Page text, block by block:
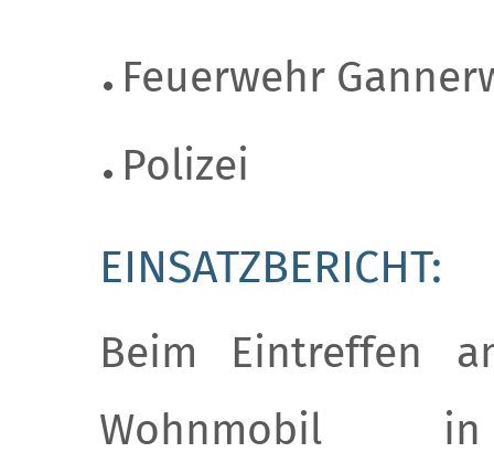
Feuerwehr
Polizei
EINSATZBERICHT:
Beim Eintreffen
Wohnmobil